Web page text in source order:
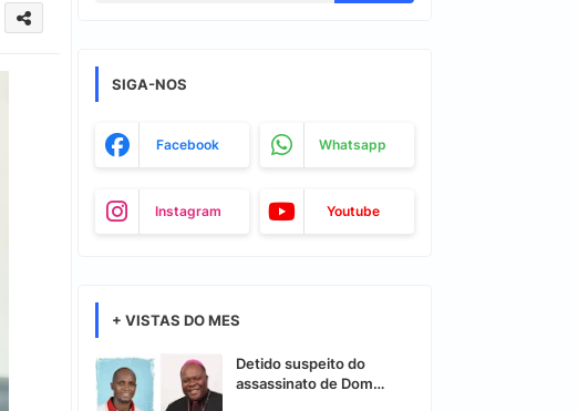
SIGA-NOS
Facebook Whatsapp
Instagram Youtube
+ VISTAS DO MES
Detido suspeito do
assassinato de Dom